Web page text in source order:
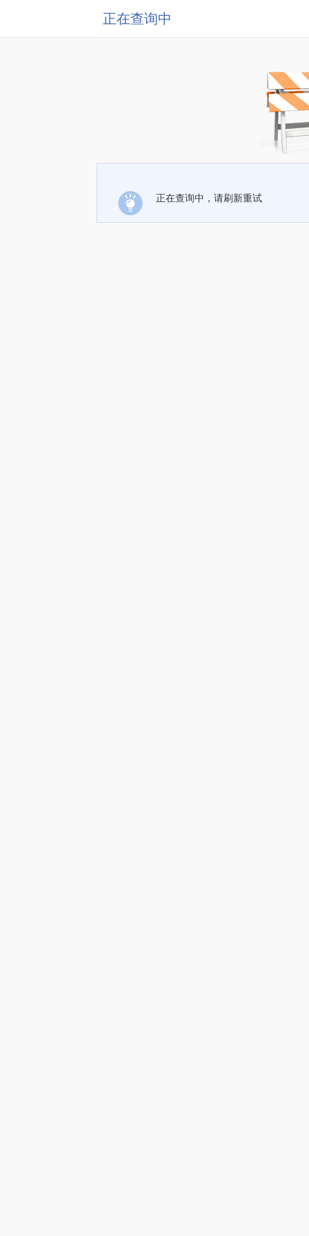
正在查询中
正在查询中，请刷新重试